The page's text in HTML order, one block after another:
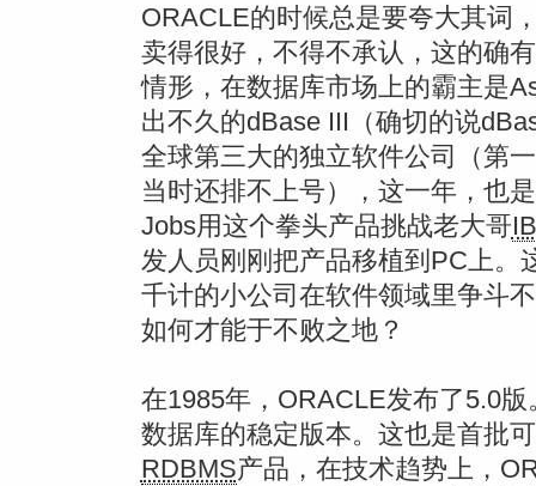
ORACLE的时候总是要夸大其词
卖得很好，不得不承认，这的确
情形，在数据库市场上的霸主是
出不久的dBase III（确切的说
全球第三大的独立软件公司（第
当时还排不上号），这一年，也
Jobs用这个拳头产品挑战老大哥
发人员刚刚把产品移植到PC上。
千计的小公司在软件领域里争斗
如何才能于不败之地？
在1985年，ORACLE发布了5.0
数据库的稳定版本。这也是首批
RDBMS产品，在技术趋势上，